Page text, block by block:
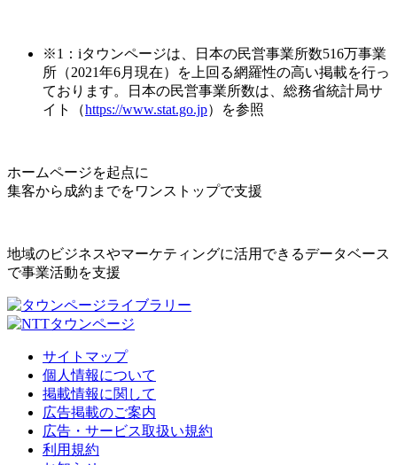
※1：iタウンページは、日本の民営事業所数516万事業
所（2021年6月現在）を上回る網羅性の高い掲載を行っ
ております。日本の民営事業所数は、総務省統計局サ
イト（https://www.stat.go.jp）を参照
ホームページを起点に
集客から成約までをワンストップで支援
地域のビジネスやマーケティングに活用できるデータベース
で事業活動を支援
サイトマップ
個人情報について
掲載情報に関して
広告掲載のご案内
広告・サービス取扱い規約
利用規約